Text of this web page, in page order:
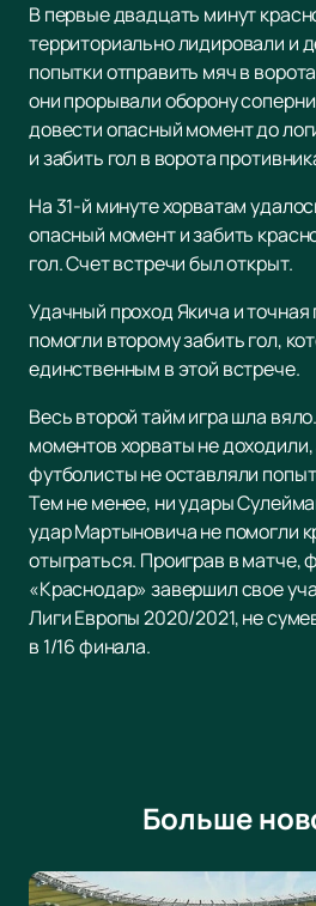
В первые двадцать минут
территориально лидировали и
попытки отправить мяч в
они прорывали оборону
довести опасный момент до
и забить гол в ворота
На 31-й минуте хорватам
опасный момент и забить
гол. Счет встречи был открыт.
Удачный проход Якича и
помогли второму забить гол,
единственным в этой встрече.
Весь второй тайм игра шла
моментов хорваты не
футболисты не оставляли
Тем не менее, ни удары
удар Мартыновича не помогли
отыграться. Проиграв в матче,
«Краснодар» завершил свое
Лиги Европы 2020/2021, не
в 1/16 финала.
Больше